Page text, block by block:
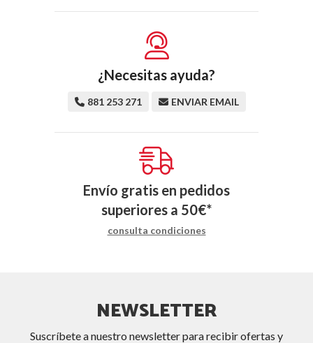
¿Necesitas ayuda?
881 253 271 ENVIAR EMAIL
Envío gratis en pedidos
superiores a 50€*
consulta condiciones
NEWSLETTER
Suscríbete a nuestro newsletter para recibir ofertas y